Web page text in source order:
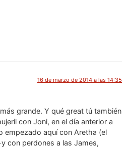
16 de marzo de 2014 a las 14:35
grande. Y qué great tú también
con Joni, en el día anterior a
empezado aquí con Aretha (el
con perdones a las James,